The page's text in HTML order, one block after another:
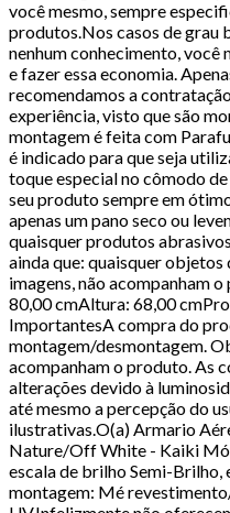
você mesmo, sempre
produtos.Nos casos de grau
nenhum conhecimento, você
e fazer essa economia.
recomendamos a
experiência, visto que são
montagem é feita com
é indicado para que seja
toque especial no cômodo
seu produto sempre em
apenas um pano seco ou
quaisquer produtos
ainda que: quaisquer
imagens, não acompanham
80,00 cmAltura: 68,00
ImportantesA compra do
montagem/desmontagem.
acompanham o produto. As
alterações devido à
até mesmo a percepção do
ilustrativas.O(a) Armario
Nature/Off White - Kaiki
escala de brilho Semi-Brilho,
montagem: Mé